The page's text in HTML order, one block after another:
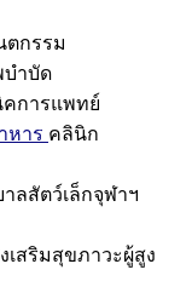
ตกรรม
ำบัด
การแพทย์
หาร คลินิก
ลสัตว์เล็กจุฬาฯ
เสริมสุขภาวะผู้สูง